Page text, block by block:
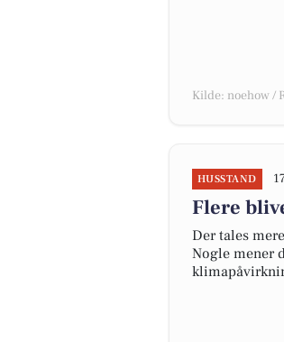
Kilde: noehow /
HUSSTAND
Flere
Der tales
Nogle mener